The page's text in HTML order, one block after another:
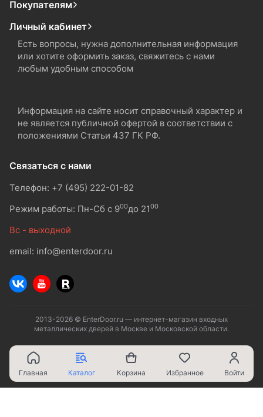
Покупателям
Личный кабинет
Есть вопросы, нужна дополнительная информация
или хотите оформить заказ, свяжитесь с нами
любым удобным способом
Информация на сайте носит справочный характер и
не является публичной офертой в соответствии с
положениями Статьи 437 ГК РФ.
Связаться с нами
Телефон: +7 (495) 222-01-82
Режим работы: Пн-Сб с 900до 2100
Вс - выходной
email: info@enterdoor.ru
2013-2026 © EnterDoor.ru — интернет-магазин входных
металлических дверей в Москве и Московской области.
Главная Каталог Корзина Избранное Войти